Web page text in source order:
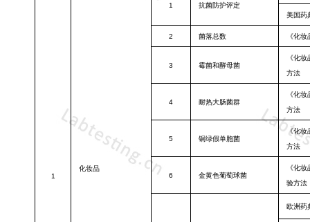
1
化妆品
1 抗菌防护评定
美国药
2 菌落总数 《化
3 霉菌和酵母菌
《化
方法
4 耐热大肠菌群
《化
方法
5 铜绿假单胞菌
《化
方法
6 金黄色葡萄球菌
《化
验方法
欧洲药